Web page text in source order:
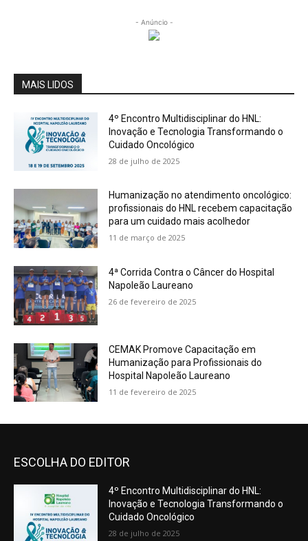
- Anúncio -
MAIS LIDOS
4º Encontro Multidisciplinar do HNL:
Inovação e Tecnologia Transformando o
Cuidado Oncológico
28 de julho de 2025
Humanização no atendimento oncológico:
profissionais do HNL recebem capacitação
para um cuidado mais acolhedor
11 de março de 2025
4ª Corrida Contra o Câncer do Hospital
Napoleão Laureano
26 de fevereiro de 2025
CEMAK Promove Capacitação em
Humanização para Profissionais do
Hospital Napoleão Laureano
11 de fevereiro de 2025
ESCOLHA DO EDITOR
4º Encontro Multidisciplinar do HNL:
Inovação e Tecnologia Transformando o
Cuidado Oncológico
28 de julho de 2025